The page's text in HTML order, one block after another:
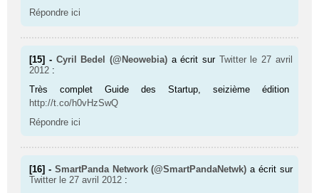
Répondre ici
[15] - Cyril Bedel (@Neowebia) a écrit sur Twitter le 27 avril
2012 :
Très complet Guide des Startup, seizième édition
http://t.co/h0vHzSwQ
Répondre ici
[16] - SmartPanda Network (@SmartPandaNetwk) a écrit sur
Twitter le 27 avril 2012 :